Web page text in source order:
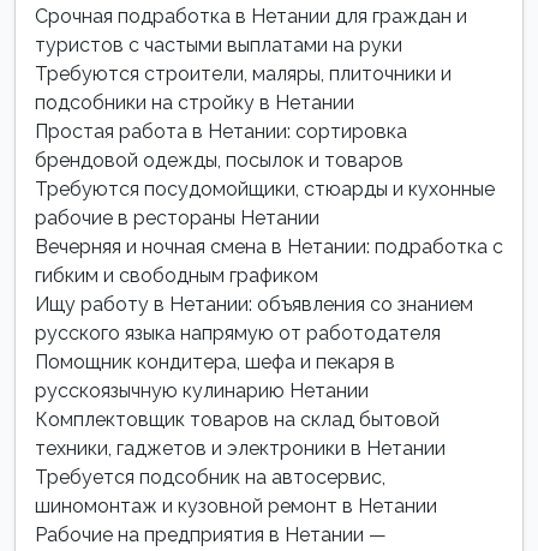
Срочная подработка в Нетании для граждан и
туристов с частыми выплатами на руки
Требуются строители, маляры, плиточники и
подсобники на стройку в Нетании
Простая работа в Нетании: сортировка
брендовой одежды, посылок и товаров
Требуются посудомойщики, стюарды и кухонные
рабочие в рестораны Нетании
Вечерняя и ночная смена в Нетании: подработка с
гибким и свободным графиком
Ищу работу в Нетании: объявления со знанием
русского языка напрямую от работодателя
Помощник кондитера, шефа и пекаря в
русскоязычную кулинарию Нетании
Комплектовщик товаров на склад бытовой
техники, гаджетов и электроники в Нетании
Требуется подсобник на автосервис,
шиномонтаж и кузовной ремонт в Нетании
Рабочие на предприятия в Нетании —